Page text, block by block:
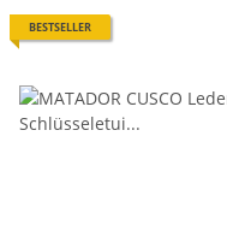
BESTSELLER